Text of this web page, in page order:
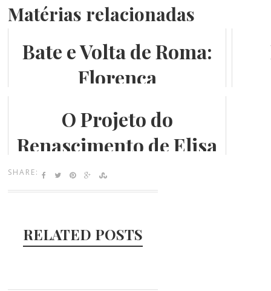
Matérias relacionadas
Bate e Volta de Roma:
Florença
O Projeto do
Renascimento de Elisa
Byington
SHARE:
RELATED POSTS